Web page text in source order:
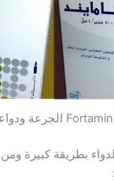
بطريقة كبيرة